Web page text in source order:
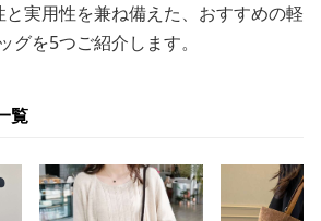
実用性を兼ね備えた、おすすめの軽
を5つご紹介します。
覧